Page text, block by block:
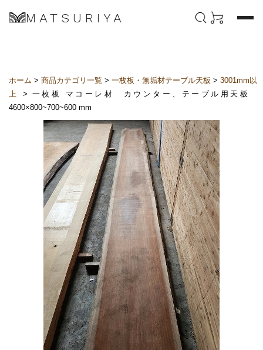
MATSURIYA
ホーム > 商品カテゴリ一覧 > 一枚板・無垢材テーブル天板 > 3001mm以
上
> 一枚板 マコーレ材 カウンター、テーブル用天板
4600×800~700~600 mm